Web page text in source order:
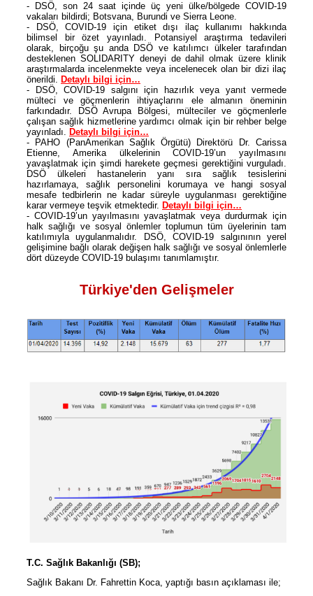
- DSÖ, son 24 saat içinde üç yeni ülke/bölgede COVID-19
vakaları bildirdi; Botsvana, Burundi ve Sierra Leone.
- DSÖ, COVID-19 için etiket dışı ilaç kullanımı hakkında
bilimsel bir özet yayınladı. Potansiyel araştırma tedavileri
olarak, birçoğu şu anda DSÖ ve katılımcı ülkeler tarafından
desteklenen SOLIDARITY deneyi de dahil olmak üzere klinik
araştırmalarda incelenmekte veya incelenecek olan bir dizi ilaç
önerildi. Detaylı bilgi için…
- DSÖ, COVID-19 salgını için hazırlık veya yanıt vermede
mülteci ve göçmenlerin ihtiyaçlarını ele almanın öneminin
farkındadır. DSÖ Avrupa Bölgesi, mülteciler ve göçmenlerle
çalışan sağlık hizmetlerine yardımcı olmak için bir rehber belge
yayınladı. Detaylı bilgi için…
- PAHO (PanAmerikan Sağlık Örgütü) Direktörü Dr. Carissa
Etienne, Amerika ülkelerinin COVID-19’un yayılmasını
yavaşlatmak için şimdi harekete geçmesi gerektiğini vurguladı.
DSÖ ülkeleri hastanelerin yanı sıra sağlık tesislerini
hazırlamaya, sağlık personelini korumaya ve hangi sosyal
mesafe tedbirlerin ne kadar süreyle uygulanması gerektiğine
karar vermeye teşvik etmektedir. Detaylı bilgi için…
- COVID-19’un yayılmasını yavaşlatmak veya durdurmak için
halk sağlığı ve sosyal önlemler toplumun tüm üyelerinin tam
katılımıyla uygulanmalıdır. DSÖ, COVID-19 salgınının yerel
gelişimine bağlı olarak değişen halk sağlığı ve sosyal önlemlerle
dört düzeyde COVID-19 bulaşımı tanımlamıştır.
Türkiye'den Gelişmeler
T.C. Sağlık Bakanlığı (SB);
Sağlık Bakanı Dr. Fahrettin Koca, yaptığı basın açıklaması ile;